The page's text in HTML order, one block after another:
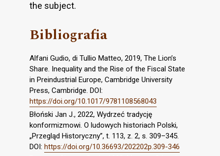
the subject.
Bibliografia
Alfani Gudio, di Tullio Matteo, 2019, The Lion’s
Share. Inequality and the Rise of the Fiscal State
in Preindustrial Europe, Cambridge University
Press, Cambridge. DOI:
https://doi.org/10.1017/9781108568043
Błoński Jan J., 2022, Wydrzeć tradycję
konformizmowi. O ludowych historiach Polski,
„Przegląd Historyczny”, t. 113, z. 2, s. 309–345.
DOI: https://doi.org/10.36693/202202p.309-346